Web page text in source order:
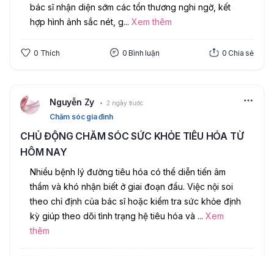
bác sĩ nhận diện sớm các tổn thương nghi ngờ, kết
hợp hình ảnh sắc nét, g... Xem thêm
0 Thích 0 Bình luận 0 Chia sẻ
Nguyễn Zy 2 ngày trước
Chăm sóc gia đình
CHỦ ĐỘNG CHĂM SÓC SỨC KHỎE TIÊU HÓA TỪ
HÔM NAY
Nhiều bệnh lý đường tiêu hóa có thể diễn tiến âm
thầm và khó nhận biết ở giai đoạn đầu. Việc nội soi
theo chỉ định của bác sĩ hoặc kiểm tra sức khỏe định
kỳ giúp theo dõi tình trạng hệ tiêu hóa và ... Xem
thêm